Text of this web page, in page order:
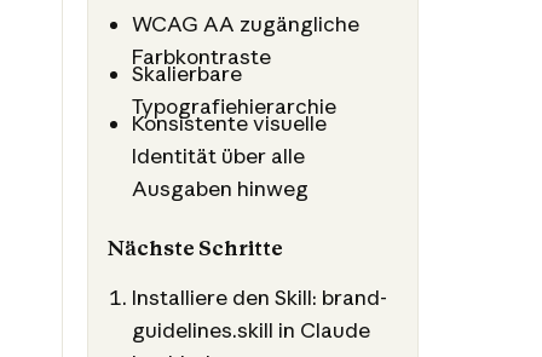
WCAG AA zugängliche
Farbkontraste
Skalierbare
Typografiehierarchie
Konsistente visuelle
Identität über alle
Ausgaben hinweg
Nächste Schritte
Installiere den Skill: brand-
guidelines.skill in Claude